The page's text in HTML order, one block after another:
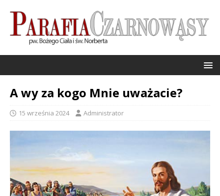
A wy za kogo Mnie uważacie?
15 września 2024 Administrator